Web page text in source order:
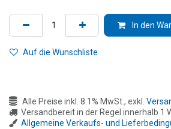
In den
Auf die Wunschliste
Alle Preise inkl. 8.1% MwSt., exkl.
Versandbereit in der Regel innerhalb 1
Allgemeine Verkaufs- und